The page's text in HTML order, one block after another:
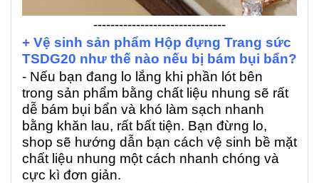
-------------------------------
+ Vệ sinh sản phẩm Hộp đựng Trang sức
TSDG20 như thế nào nếu bị bám bụi bẩn?
- Nếu bạn đang lo lắng khi phần lót bên
trong sản phẩm bằng chất liệu nhung sẽ rất
dễ bám bụi bẩn và khó làm sạch nhanh
bằng khăn lau, rất bất tiện. Bạn đừng lo,
shop sẽ hướng dẫn bạn cách vệ sinh bề mặt
chất liệu nhung một cách nhanh chóng và
cực kì đơn giản.